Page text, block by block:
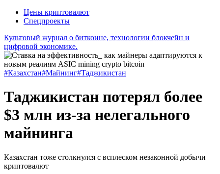
Цены криптовалют
Спецпроекты
Культовый журнал о биткоине, технологии блокчейн и
цифровой экономике.
#Казахстан#Майнинг#Таджикистан
Таджикистан потерял более
$3 млн из-за нелегального
майнинга
Казахстан тоже столкнулся с всплеском незаконной добычи
криптовалют